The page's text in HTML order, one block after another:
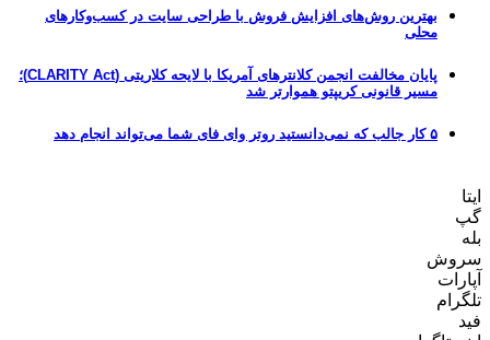
بهترین روش‌های افزایش فروش با طراحی سایت در کسب‌وکارهای
محلی
پایان مخالفت انجمن کلانترهای آمریکا با لایحه کلاریتی (CLARITY Act)؛
مسیر قانونی کریپتو هموارتر شد
۵ کار جالب که نمی‌دانستید روتر وای فای شما می‌تواند انجام دهد
ایتا
گپ
بله
سروش
آپارات
تلگرام
فید